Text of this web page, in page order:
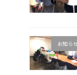
お知ら